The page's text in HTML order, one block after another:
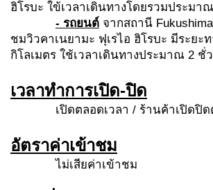
ฮิโรบะ ใข้เวลาเดินทางโดยรวมประมา
- รถยนต์ จากสถานี
ชมวิวคาเนยามะ ฟุเรไอ ฮิโรบะ มีระยะ
กิโลเมตร ใช้เวลาเดินทางประมาณ 2 ชั่
เวลาทำการเปิด-ปิด
เปิดตลอดเวลา / ร้านค้าเปิดปิ
อัตราค่าเข้าชม
ไม่เสียค่าเข้าชม